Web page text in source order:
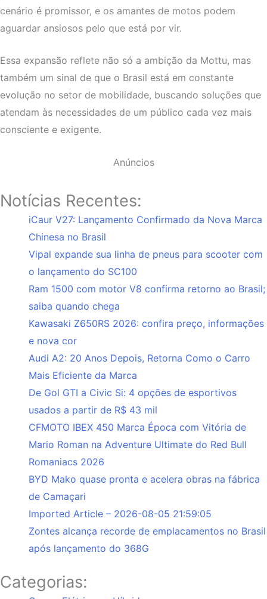
cenário é promissor, e os amantes de motos podem
aguardar ansiosos pelo que está por vir.
Essa expansão reflete não só a ambição da Mottu, mas
também um sinal de que o Brasil está em constante
evolução no setor de mobilidade, buscando soluções que
atendam às necessidades de um público cada vez mais
consciente e exigente.
Anúncios
Notícias Recentes:
iCaur V27: Lançamento Confirmado da Nova Marca
Chinesa no Brasil
Vipal expande sua linha de pneus para scooter com
o lançamento do SC100
Ram 1500 com motor V8 confirma retorno ao Brasil;
saiba quando chega
Kawasaki Z650RS 2026: confira preço, informações
e nova cor
Audi A2: 20 Anos Depois, Retorna Como o Carro
Mais Eficiente da Marca
De Gol GTI a Civic Si: 4 opções de esportivos
usados a partir de R$ 43 mil
CFMOTO IBEX 450 Marca Época com Vitória de
Mario Roman na Adventure Ultimate do Red Bull
Romaniacs 2026
BYD Mako quase pronta e acelera obras na fábrica
de Camaçari
Imported Article – 2026-08-05 21:59:05
Zontes alcança recorde de emplacamentos no Brasil
após lançamento do 368G
Categorias: